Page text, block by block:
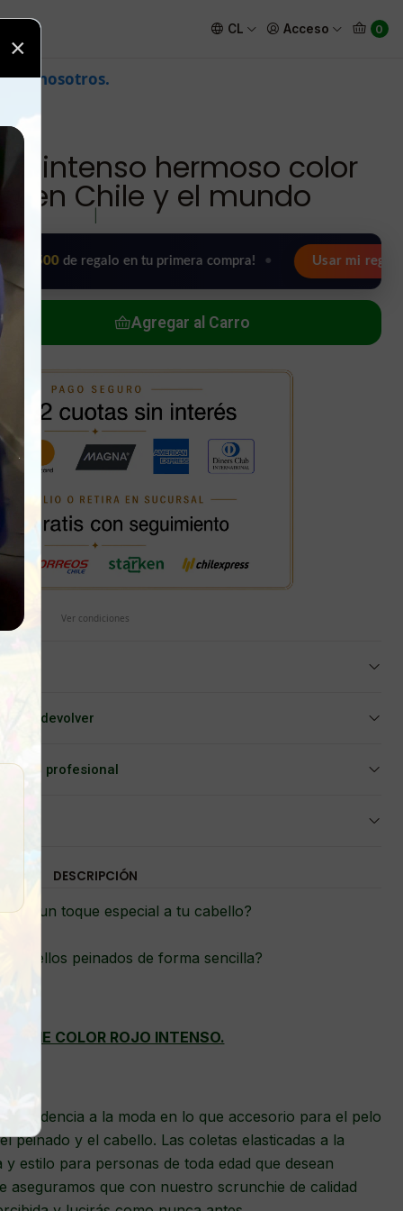
×
CL Acceso 0
en Chile y el mundo
intenso hermoso color
en Chile y el mundo
regalo en tu primera compra! • Usar mi regalo ahora 🖤
Agregar al Carro
Ver condiciones
o devolver
profesional
DESCRIPCIÓN
un toque especial a tu cabello?
bellos peinados de forma sencilla?
COLOR ROJO INTENSO.
tendencia a la moda en lo que accesorio para el pelo
peinado y el cabello. Las coletas elasticadas a la
estilo para personas de toda edad que desean
aseguramos que con nuestro scrunchie de calidad